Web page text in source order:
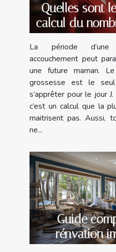
Quelles sont
calcul du
La période d’une
accouchement peut
une future maman.
grossesse est le
s’apprêter pour le jour
c’est un calcul que la
maitrisent pas. Aussi,
ne...
Guide
rénvation